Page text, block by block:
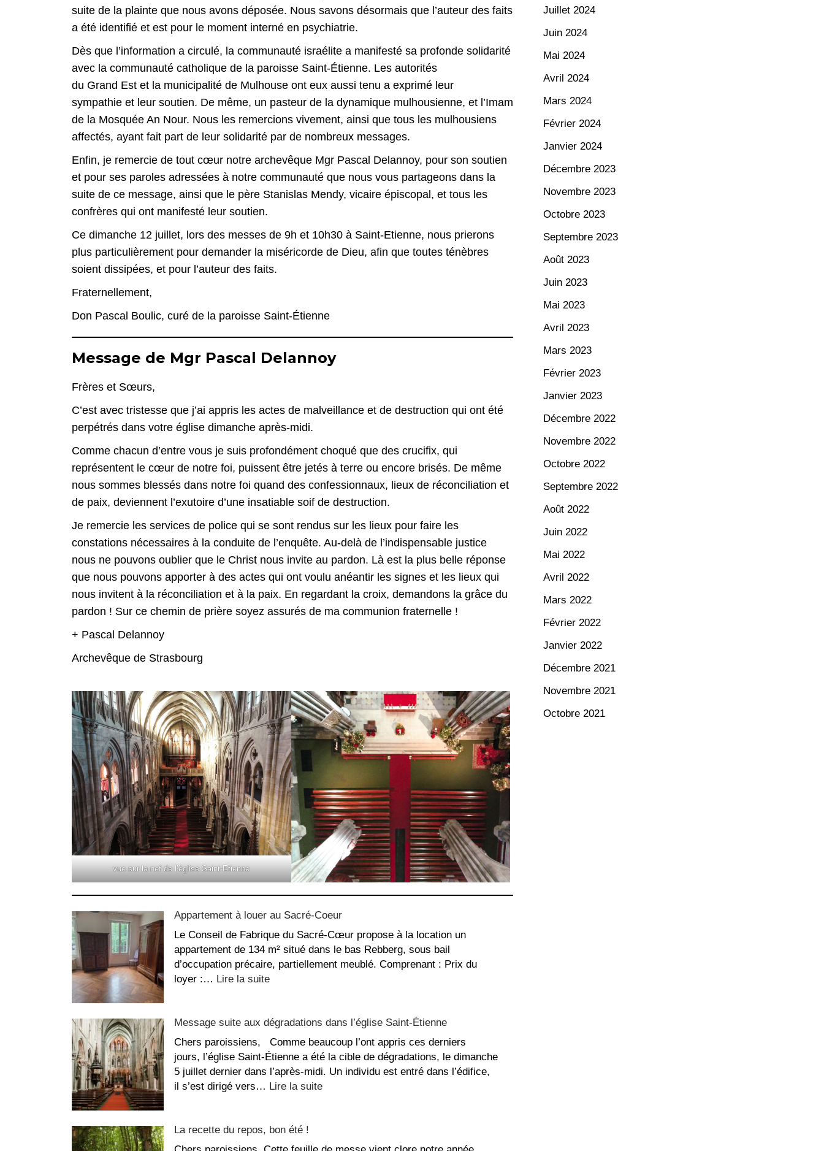
suite de la plainte que nous avons déposée. Nous savons désormais que l’auteur des faits
a été identifié et est pour le moment interné en psychiatrie.
Dès que l’information a circulé, la communauté israélite a manifesté sa profonde solidarité
avec la communauté catholique de la paroisse Saint-Étienne. Les autorités
du Grand Est et la municipalité de Mulhouse ont eux aussi tenu a exprimé leur
sympathie et leur soutien. De même, un pasteur de la dynamique mulhousienne, et l’Imam
de la Mosquée An Nour. Nous les remercions vivement, ainsi que tous les mulhousiens
affectés, ayant fait part de leur solidarité par de nombreux messages.
Enfin, je remercie de tout cœur notre archevêque Mgr Pascal Delannoy, pour son soutien
et pour ses paroles adressées à notre communauté que nous vous partageons dans la
suite de ce message, ainsi que le père Stanislas Mendy, vicaire épiscopal, et tous les
confrères qui ont manifesté leur soutien.
Ce dimanche 12 juillet, lors des messes de 9h et 10h30 à Saint-Etienne, nous prierons
plus particulièrement pour demander la miséricorde de Dieu, afin que toutes ténèbres
soient dissipées, et pour l’auteur des faits.
Fraternellement,
Don Pascal Boulic, curé de la paroisse Saint-Étienne
Message de Mgr Pascal Delannoy
Frères et Sœurs,
C’est avec tristesse que j’ai appris les actes de malveillance et de destruction qui ont été
perpétrés dans votre église dimanche après-midi.
Comme chacun d’entre vous je suis profondément choqué que des crucifix, qui
représentent le cœur de notre foi, puissent être jetés à terre ou encore brisés. De même
nous sommes blessés dans notre foi quand des confessionnaux, lieux de réconciliation et
de paix, deviennent l’exutoire d’une insatiable soif de destruction.
Je remercie les services de police qui se sont rendus sur les lieux pour faire les
constations nécessaires à la conduite de l’enquête. Au-delà de l’indispensable justice
nous ne pouvons oublier que le Christ nous invite au pardon. Là est la plus belle réponse
que nous pouvons apporter à des actes qui ont voulu anéantir les signes et les lieux qui
nous invitent à la réconciliation et à la paix. En regardant la croix, demandons la grâce du
pardon ! Sur ce chemin de prière soyez assurés de ma communion fraternelle !
+ Pascal Delannoy
Archevêque de Strasbourg
vue sur la nef de l’église Saint-Etienne
Appartement à louer au Sacré-Coeur
Le Conseil de Fabrique du Sacré-Cœur propose à la location un
appartement de 134 m² situé dans le bas Rebberg, sous bail
d’occupation précaire, partiellement meublé. Comprenant : Prix du
loyer :… Lire la suite:
louer
au
Sacré-
Coeur
Message suite aux dégradations dans l’église Saint-Étienne
Chers paroissiens, Comme beaucoup l’ont appris ces derniers
jours, l’église Saint-Étienne a été la cible de dégradations, le dimanche
5 juillet dernier dans l’après-midi. Un individu est entré dans l’édifice,
il s’est dirigé vers… Lire la suite:
dégradations
La recette du repos, bon été !
Juillet 2024
Juin 2024
Mai 2024
Avril 2024
Mars 2024
Février 2024
Janvier 2024
Décembre 2023
Novembre 2023
Octobre 2023
Septembre 2023
Août 2023
Juin 2023
Mai 2023
Avril 2023
Mars 2023
Février 2023
Janvier 2023
Décembre 2022
Novembre 2022
Octobre 2022
Septembre 2022
Août 2022
Juin 2022
Mai 2022
Avril 2022
Mars 2022
Février 2022
Janvier 2022
Décembre 2021
Novembre 2021
Octobre 2021